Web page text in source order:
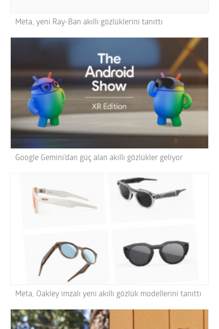
Meta, yeni Ray-Ban akıllı gözlüklerini tanıttı
Google Gemini’dan güç alan akıllı gözlükler geliyor
Meta, Oakley imzalı yeni akıllı gözlük modellerini tanıttı